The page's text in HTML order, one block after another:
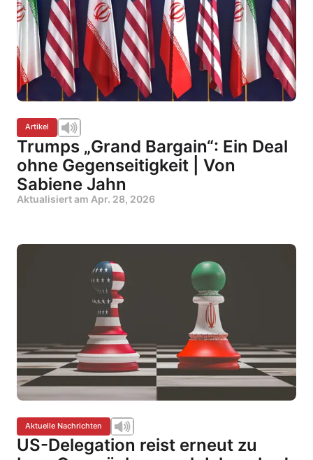
Artikel
Trumps „Grand Bargain“: Ein Deal
ohne Gegenseitigkeit | Von
Sabiene Jahn
Aktualisiert am Apr. 28, 2026
Aktuelle Nachrichten
US-Delegation reist erneut zu